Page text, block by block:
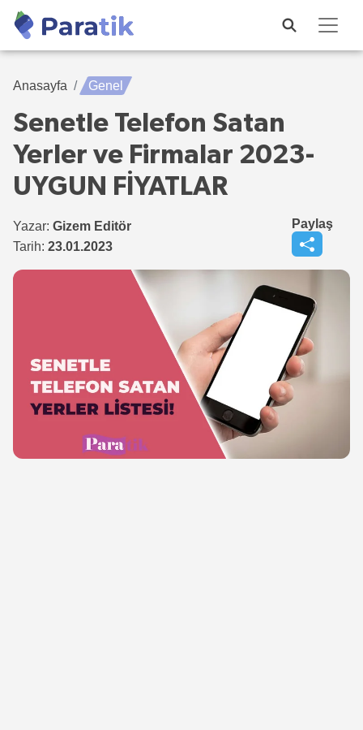
Anasayfa Genel
Senetle Telefon Satan
Yerler ve Firmalar 2023-
UYGUN FİYATLAR
Yazar: Gizem Editör
Tarih: 23.01.2023
Paylaş